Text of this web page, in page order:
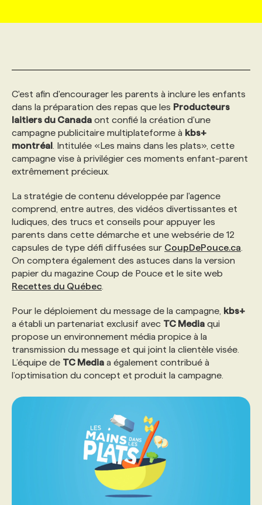
AFFAIRES DE L'INDUSTRIE
INITIATIVES NUMÉRIQUES
PRIX ET DISTINCTIONS
TENDANCES
WEB & MÉDIAS SOCIAUX
MARKETING DURABLE
GEO/SEO
ÉVÉNEMENTIEL
NOS AUTEUR‧RICES
INFOLETTRE PUBLICITÉ
ANNONCEZ AVEC NOUS
CONSULTER LA CVTHÈQUE
PROFIL ENTREPRISE
FAQ
ANNONCEZ AVEC NOUS
VOIR LES OFFRES
PROFIL CANDIDAT
FAQ
ANNONCEZ AVEC NOUS
NOS FORMATIONS EN LIGNE
NOS PARCOURS DE FORMATIONS
FORMATIONS PERSONNALISÉES
NOS FORMATEUR‧RICES
POURQUOI CHOISIR NOS FORMATIONS
NOS TARIFS
PROGRAMMES DE SUBVENTIONS
FAQ
ANNONCEZ AVEC NOUS
CHASSE DE TÊTE
SERVICE DE CHASSE DE TÊTE
NOS TARIFS
NOS EXPERTISES
FAQ
ANNONCEZ AVEC NOUS
C'est afin d'encourager les parents à inclure les enfants
dans la préparation des repas que les Producteurs
laitiers du Canada ont confié la création d'une
campagne publicitaire multiplateforme à kbs+
montréal . Intitulée «Les mains dans les plats», cette
campagne vise à privilégier ces moments enfant-parent
extrêmement précieux.
La stratégie de contenu développée par l'agence
comprend, entre autres, des vidéos divertissantes et
ludiques, des trucs et conseils pour appuyer les
parents dans cette démarche et une websérie de 12
capsules de type défi diffusées sur CoupDePouce.ca
On comptera également des astuces dans la version
papier du magazine Coup de Pouce et le site web
Recettes du Québec
Pour le déploiement du message de la campagne, kbs+
a établi un partenariat exclusif avec TC Media qui
propose un environnement média propice à la
transmission du message et qui joint la clientèle visée.
L’équipe de TC Media a également contribué à
l’optimisation du concept et produit la campagne.